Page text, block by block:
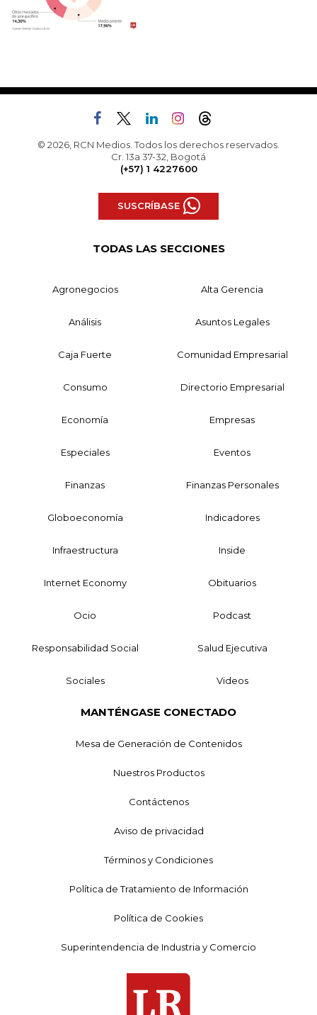
© 2026, RCN Medios. Todos los derechos reservados.
Cr. 13a 37-32, Bogotá
(+57) 1 4227600
SUSCRÍBASE
TODAS LAS SECCIONES
Agronegocios Alta Gerencia
Análisis Asuntos Legales
Caja Fuerte Comunidad Empresarial
Consumo Directorio Empresarial
Economía Empresas
Especiales Eventos
Finanzas Finanzas Personales
Globoeconomía Indicadores
Infraestructura Inside
Internet Economy Obituarios
Ocio Podcast
Responsabilidad Social Salud Ejecutiva
Sociales Videos
MANTÉNGASE CONECTADO
Mesa de Generación de Contenidos
Nuestros Productos
Contáctenos
Aviso de privacidad
Términos y Condiciones
Política de Tratamiento de Información
Política de Cookies
Superintendencia de Industria y Comercio